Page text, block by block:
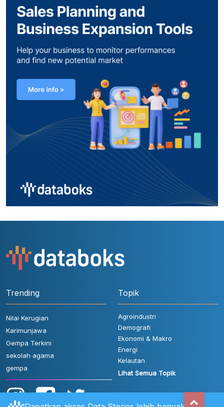
Trending
Nilai Kerugian
Karimunjawa
Gempa Terkini
sekolah agama
gempa
Topik
Agroindustri
Demografi
Ekonomi & Makro
Energi
Kelautan
Lihat Semua Topik